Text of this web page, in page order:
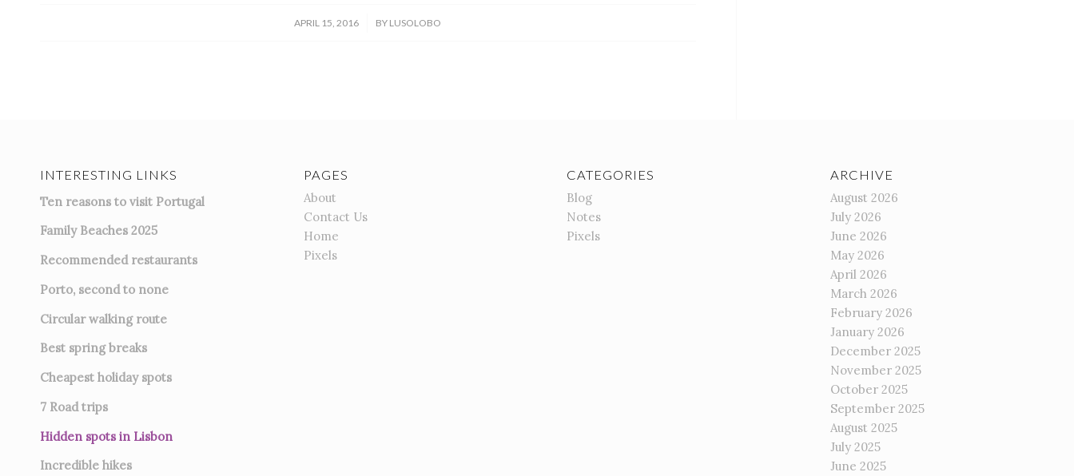
APRIL 15, 2016
/ BY LUSOLOBO
INTERESTING LINKS
Ten reasons to visit Portugal
Family Beaches 2025
Recommended restaurants
Porto, second to none
Circular walking route
Best spring breaks
Cheapest holiday spots
7 Road trips
Hidden spots in Lisbon
Incredible hikes
PAGES
About
Contact Us
Home
Pixels
CATEGORIES
Blog
Notes
Pixels
ARCHIVE
August 2026
July 2026
June 2026
May 2026
April 2026
March 2026
February 2026
January 2026
December 2025
November 2025
October 2025
September 2025
August 2025
July 2025
June 2025